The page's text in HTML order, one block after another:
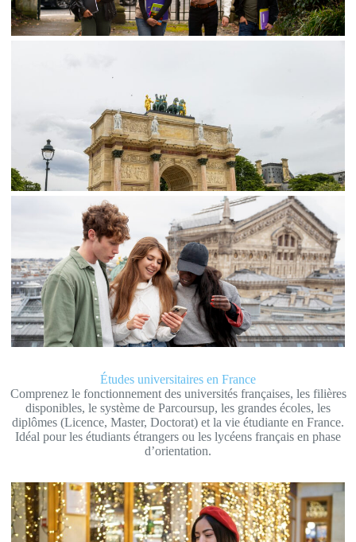
Les grandes écoles françaises pour
étudier
La vie étudiante sur les campus
français
Études universitaires en France
Comprenez le fonctionnement des universités françaises, les filières
disponibles, le système de Parcoursup, les grandes écoles, les
diplômes (Licence, Master, Doctorat) et la vie étudiante en France.
Idéal pour les étudiants étrangers ou les lycéens français en phase
d’orientation.